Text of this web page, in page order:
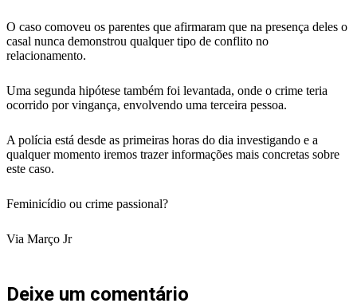
O caso comoveu os parentes que afirmaram que na presença deles o
casal nunca demonstrou qualquer tipo de conflito no
relacionamento.
Uma segunda hipótese também foi levantada, onde o crime teria
ocorrido por vingança, envolvendo uma terceira pessoa.
A polícia está desde as primeiras horas do dia investigando e a
qualquer momento iremos trazer informações mais concretas sobre
este caso.
Feminicídio ou crime passional?
Via Março Jr
Deixe um comentário